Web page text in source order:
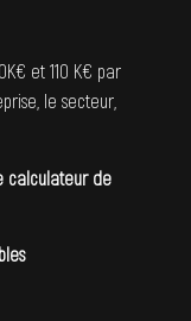
et 110 K€ par
le secteur,
calculateur de